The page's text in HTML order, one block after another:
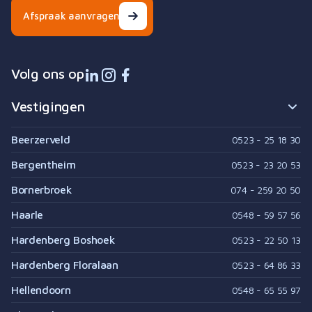
Afspraak aanvragen
Volg ons op
Vestigingen
Beerzerveld 0523 - 25 18 30
Bergentheim 0523 - 23 20 53
Bornerbroek 074 - 259 20 50
Haarle 0548 - 59 57 56
Hardenberg Boshoek 0523 - 22 50 13
Hardenberg Floralaan 0523 - 64 86 33
Hellendoorn 0548 - 65 55 97